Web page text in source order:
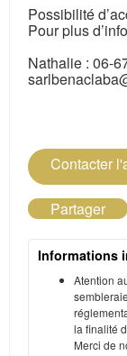
Possibilité
Pour plus
Nathalie : 06-
Contacter
Partager
Informations
Atention
la finalité
Merci de